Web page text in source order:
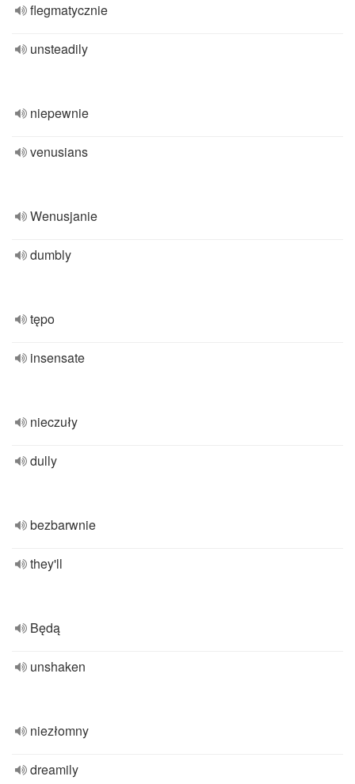
flegmatycznie
unsteadily
niepewnie
venusians
Wenusjanie
dumbly
tępo
insensate
nieczuły
dully
bezbarwnie
they'll
Będą
unshaken
niezłomny
dreamily